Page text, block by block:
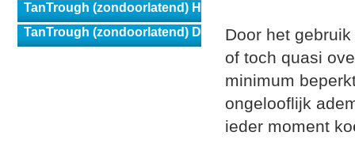
TanTrough (zondoorlatend) Heren
TanTrough (zondoorlatend) DamesDoor het
of toch quasi
minimum
ongelooflijk
ieder moment